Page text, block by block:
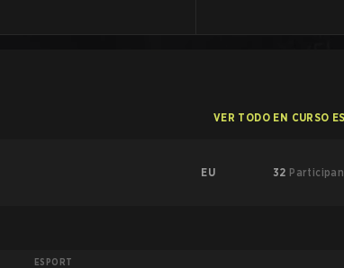
VER TODO EN CURSO
EU 32
ESPORT